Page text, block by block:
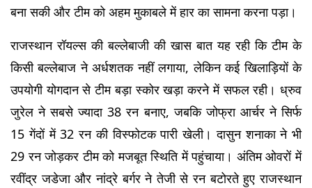
बना सकी और टीम को अहम मुकाबले में हार का सामना करना पड़ा।
राजस्थान रॉयल्स की बल्लेबाजी की खास बात यह रही कि टीम के
किसी बल्लेबाज ने अर्धशतक नहीं लगाया, लेकिन कई खिलाड़ियों के
उपयोगी योगदान से टीम बड़ा स्कोर खड़ा करने में सफल रही। ध्रुव
जुरेल ने सबसे ज्यादा 38 रन बनाए, जबकि जोफ्रा आर्चर ने सिर्फ
15 गेंदों में 32 रन की विस्फोटक पारी खेली। दासुन शनाका ने भी
29 रन जोड़कर टीम को मजबूत स्थिति में पहुंचाया। अंतिम ओवरों में
रवींद्र जडेजा और नांद्रे बर्गर ने तेजी से रन बटोरते हुए राजस्थान